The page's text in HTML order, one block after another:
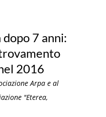
7 anni:
2016
Arpa e al
"Eterea,